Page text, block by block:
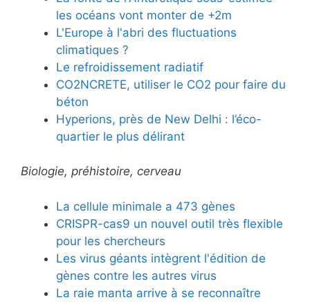
les océans vont monter de +2m
L'Europe à l'abri des fluctuations
climatiques ?
Le refroidissement radiatif
CO2NCRETE, utiliser le CO2 pour faire du
béton
Hyperions, près de New Delhi : l’éco-
quartier le plus délirant
Biologie, préhistoire, cerveau
La cellule minimale a 473 gènes
CRISPR-cas9 un nouvel outil très flexible
pour les chercheurs
Les virus géants intègrent l'édition de
gènes contre les autres virus
La raie manta arrive à se reconnaître